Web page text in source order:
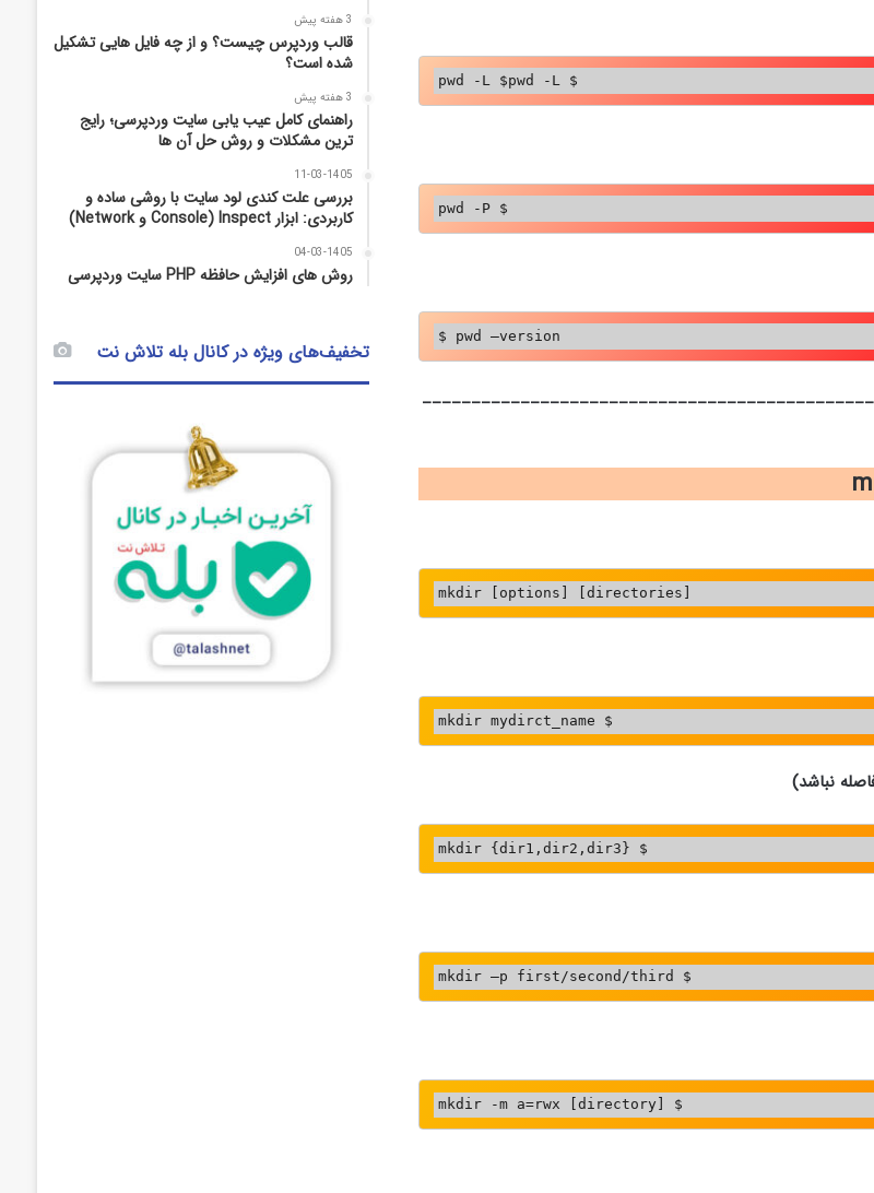
pwd -L $pwd -L $
pwd -P $
$ pwd –version
mkdir [options] [directories]
mkdir mydirct_name $
نباشد)
mkdir {dir1,dir2,dir3} $
mkdir –p first/second/third $
mkdir -m a=rwx [directory] $
3 هفته پیش
قالب وردپرس چیست؟ و از چه فایل­ هایی تشکیل
شده است؟
3 هفته پیش
راهنمای کامل عیب‌ یابی سایت وردپرسی؛ رایج‌
ترین مشکلات و روش حل آن‌ ها
11-03-1405
بررسی علت کندی لود سایت با روشی ساده و
کاربردی: ابزار Inspect (Console و Network)
04-03-1405
روش‌ های افزایش حافظه PHP سایت وردپرسی
تخفیف‌های ویژه در کانال بله تلاش نت